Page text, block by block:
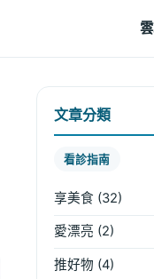
文章分類
看診指南
享美食 (32)
愛漂亮 (2)
推好物 (4)